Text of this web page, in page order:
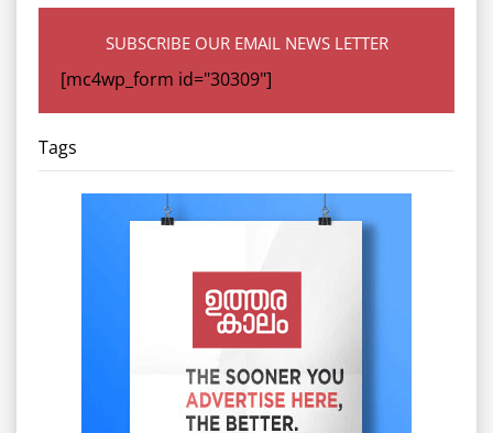
SUBSCRIBE OUR EMAIL NEWS LETTER
[mc4wp_form id="30309"]
Tags